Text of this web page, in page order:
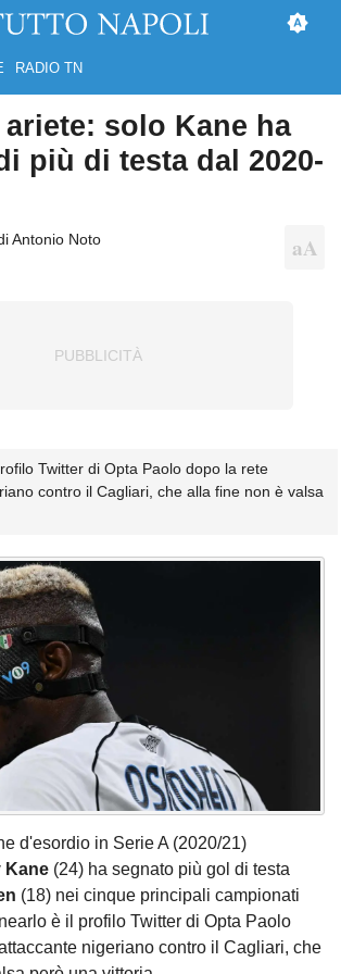
RADIO TN
solo Kane ha
più di testa dal 2020-
Antonio Noto
Twitter di Opta Paolo dopo la rete
contro il Cagliari, che alla fine non è valsa
d'esordio in Serie A (2020/21)
Kane (24) ha segnato più gol di testa
(18) nei cinque principali campionati
è il profilo Twitter di Opta Paolo
nigeriano contro il Cagliari, che